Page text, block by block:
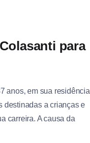
para
anos, em sua residência
destinadas a crianças e
carreira. A causa da